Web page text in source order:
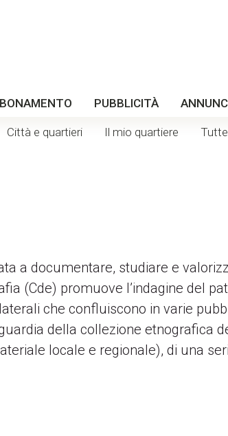
PUBBLICITÀ
Città e quartieri Il mio quartiere
a documentare, studiare e
(Cde) promuove l’indagine del
che confluiscono in varie
della collezione etnografica
locale e regionale), di una